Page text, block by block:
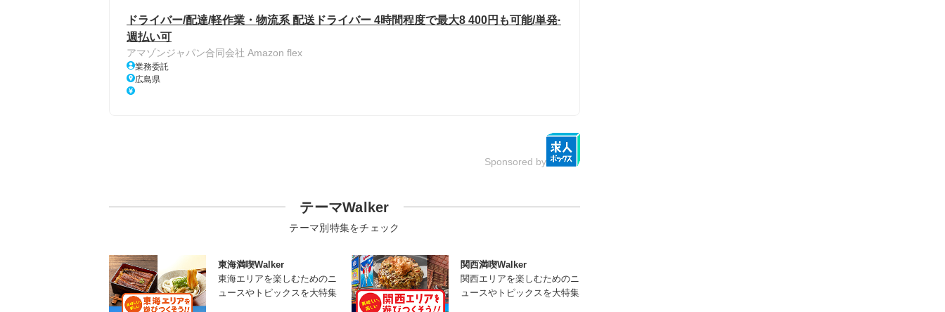
ドライバー/配達/軽作業・物流系 配送ドライバー 4時間程度で最大8 400円も可能/単発·
週払い可
アマゾンジャパン合同会社 Amazon flex
業務委託
広島県
Sponsored by
テーマWalker
テーマ別特集をチェック
東海満喫Walker
東海エリアを楽しむためのニ
ュースやトピックスを大特集
関西満喫Walker
関西エリアを楽しむためのニ
ュースやトピックスを大特集